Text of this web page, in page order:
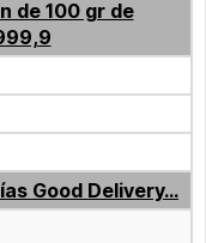
de 100 gr de
Good Delivery...